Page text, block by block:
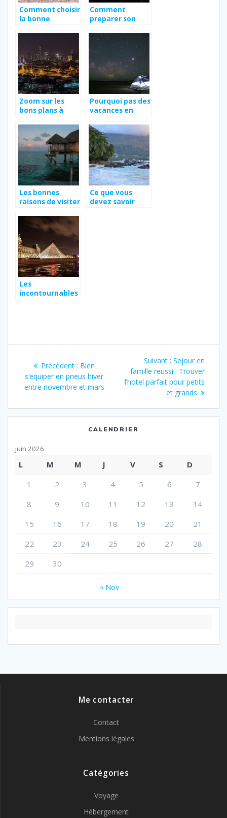
Comment choisir
la bonne
son voyage ?
Comment
preparer son
en avion ?
Zoom sur les
bons plans à
Pourquoi pas des
vacances en
Les bonnes
raisons de visiter
Ce que vous
devez savoir
Les
incontournables
de
l’article
Précédent : Article
précédent
:
Bien
s’equiper en pneus hiver
entre novembre et mars
Suivant : Article
suivant
:
Sejour en
famille reussi : Trouver
l’hotel parfait pour petits
et grands
CALENDRIER
juin 2026
L M M J V S
D
1
2 3 4 5 6
7
8
9 10 11 12 13
14
15
16 17 18 19 20
21
22
23 24 25 26 27
28
29
30
« Nov
Me contacter
Contact
Mentions légales
Catégories
Voyage
Hébergement